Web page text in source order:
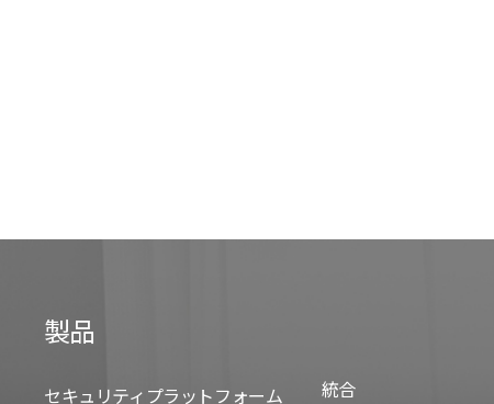
製品
セキュリティプラットフォーム
統合